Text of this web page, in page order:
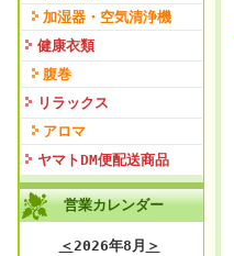
加湿器・空気清浄機
健康衣類
腹巻
リラックス
アロマ
ヤマトDM便配送商品
営業カレンダー
＜2026年8月 ＞